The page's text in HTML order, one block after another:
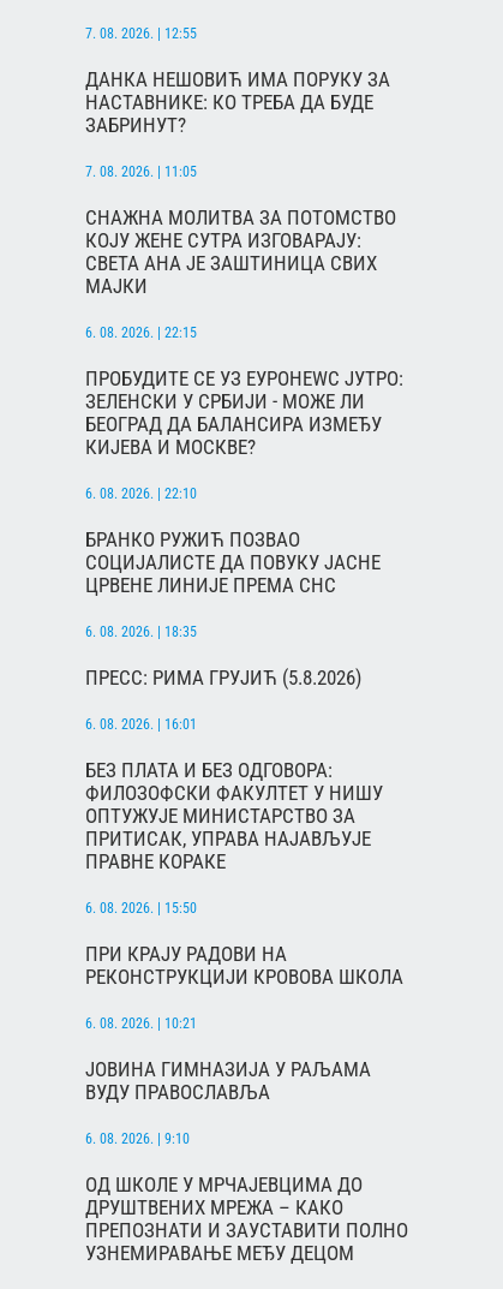
7. 08. 2026. | 12:55
ДАНКА НЕШОВИЋ ИМА ПОРУКУ ЗА
НАСТАВНИКЕ: КО ТРЕБА ДА БУДЕ
ЗАБРИНУТ?
7. 08. 2026. | 11:05
СНАЖНА МОЛИТВА ЗА ПОТОМСТВО
КОЈУ ЖЕНЕ СУТРА ИЗГОВАРАЈУ:
СВЕТА АНА ЈЕ ЗАШТИНИЦА СВИХ
МАЈКИ
6. 08. 2026. | 22:15
ПРОБУДИТЕ СЕ УЗ ЕУРОНЕWС ЈУТРО:
ЗЕЛЕНСКИ У СРБИЈИ - МОЖЕ ЛИ
БЕОГРАД ДА БАЛАНСИРА ИЗМЕЂУ
КИЈЕВА И МОСКВЕ?
6. 08. 2026. | 22:10
БРАНКО РУЖИЋ ПОЗВАО
СОЦИЈАЛИСТЕ ДА ПОВУКУ ЈАСНЕ
ЦРВЕНЕ ЛИНИЈЕ ПРЕМА СНС
6. 08. 2026. | 18:35
ПРЕСС: РИМА ГРУЈИЋ (5.8.2026)
6. 08. 2026. | 16:01
БЕЗ ПЛАТА И БЕЗ ОДГОВОРА:
ФИЛОЗОФСКИ ФАКУЛТЕТ У НИШУ
ОПТУЖУЈЕ МИНИСТАРСТВО ЗА
ПРИТИСАК, УПРАВА НАЈАВЉУЈЕ
ПРАВНЕ КОРАКЕ
6. 08. 2026. | 15:50
ПРИ КРАЈУ РАДОВИ НА
РЕКОНСТРУКЦИЈИ КРОВОВА ШКОЛА
6. 08. 2026. | 10:21
ЈОВИНА ГИМНАЗИЈА У РАЉАМА
ВУДУ ПРАВОСЛАВЉА
6. 08. 2026. | 9:10
ОД ШКОЛЕ У МРЧАЈЕВЦИМА ДО
ДРУШТВЕНИХ МРЕЖА – КАКО
ПРЕПОЗНАТИ И ЗАУСТАВИТИ ПОЛНО
УЗНЕМИРАВАЊЕ МЕЂУ ДЕЦОМ